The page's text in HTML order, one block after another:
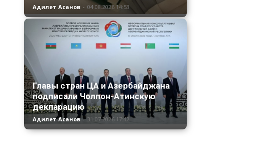
Адилет Асанов - 04.08.2026 14:53
Главы стран ЦА и Азербайджана
подписали Чолпон-Атинскую
декларацию
Адилет Асанов - 31.07.2026 17:42